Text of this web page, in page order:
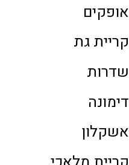
אופקים
קריית גת
שדרות
דימונה
אשקלון